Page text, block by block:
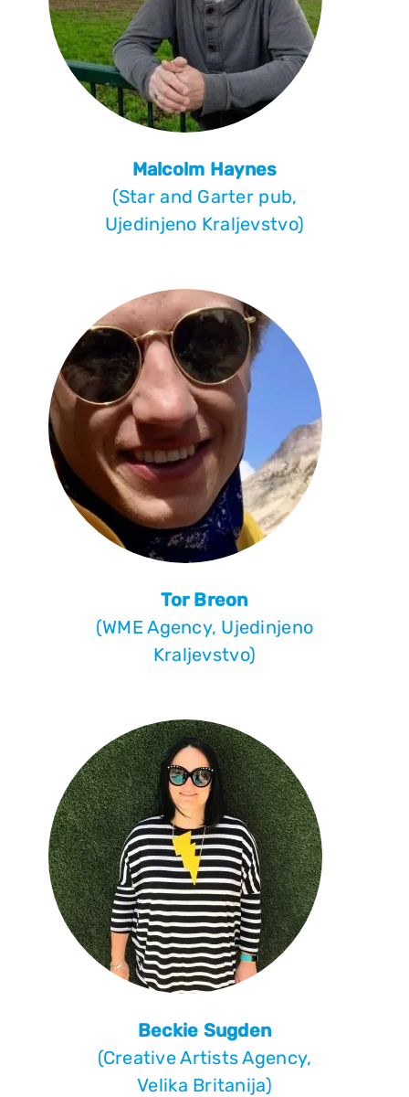
ELEKTROPIONIR
BEZ STRAHA
Malcolm Haynes
(Star and Garter pub,
Ujedinjeno Kraljevstvo)
Tor Breon
(WME Agency, Ujedinjeno
Kraljevstvo)
Beckie Sugden
(Creative Artists Agency,
Velika Britanija)